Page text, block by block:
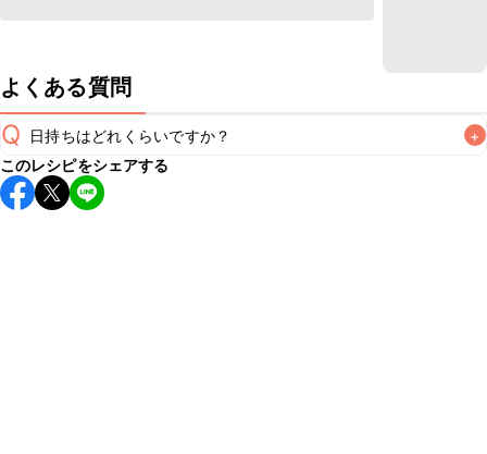
よくある質問
Q 日持ちはどれくらいですか？ +
保存期間は冷蔵で当日中が目安です。なるべくお早めにお召
し上がりください。
このレシピをシェアする